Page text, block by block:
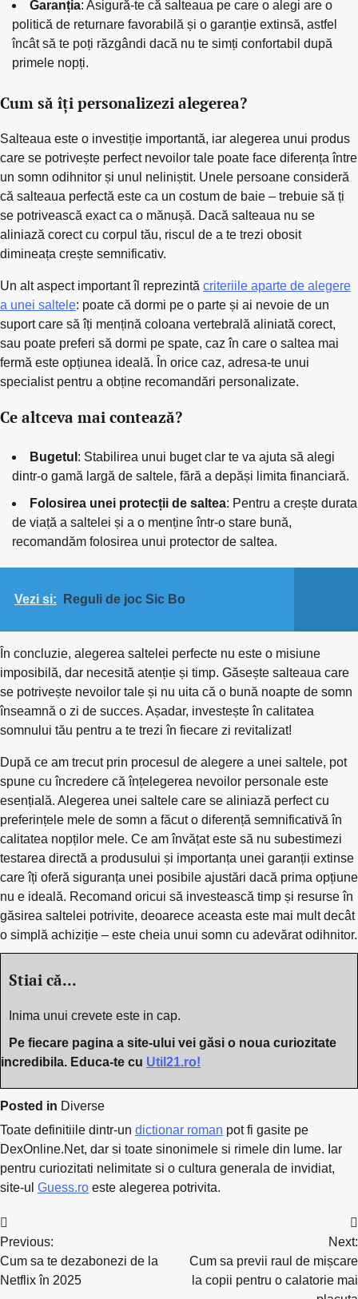
Garanția: Asigură-te că salteaua pe care o alegi are o
politică de returnare favorabilă și o garanție extinsă, astfel
încât să te poți răzgândi dacă nu te simți confortabil după
primele nopți.
Cum să îți personalizezi alegerea?
Salteaua este o investiție importantă, iar alegerea unui produs
care se potrivește perfect nevoilor tale poate face diferența între
un somn odihnitor și unul neliniștit. Unele persoane consideră
că salteaua perfectă este ca un costum de baie – trebuie să ți
se potrivească exact ca o mănușă. Dacă salteaua nu se
aliniază corect cu corpul tău, riscul de a te trezi obosit
dimineața crește semnificativ.
Un alt aspect important îl reprezintă criteriile aparte de alegere
a unei saltele: poate că dormi pe o parte și ai nevoie de un
suport care să îți mențină coloana vertebrală aliniată corect,
sau poate preferi să dormi pe spate, caz în care o saltea mai
fermă este opțiunea ideală. În orice caz, adresa-te unui
specialist pentru a obține recomandări personalizate.
Ce altceva mai contează?
Bugetul : Stabilirea unui buget clar te va ajuta să alegi
dintr-o gamă largă de saltele, fără a depăși limita financiară.
Folosirea unei protecții de saltea: Pentru a crește durata
de viață a saltelei și a o menține într-o stare bună,
recomandăm folosirea unui protector de saltea.
Vezi si: Reguli de joc Sic Bo
În concluzie, alegerea saltelei perfecte nu este o misiune
imposibilă, dar necesită atenție și timp. Găsește salteaua care
se potrivește nevoilor tale și nu uita că o bună noapte de somn
înseamnă o zi de succes. Așadar, investește în calitatea
somnului tău pentru a te trezi în fiecare zi revitalizat!
După ce am trecut prin procesul de alegere a unei saltele, pot
spune cu încredere că înțelegerea nevoilor personale este
esențială. Alegerea unei saltele care se aliniază perfect cu
preferințele mele de somn a făcut o diferență semnificativă în
calitatea nopților mele. Ce am învățat este să nu subestimezi
testarea directă a produsului și importanța unei garanții extinse
care îți oferă siguranța unei posibile ajustări dacă prima opțiune
nu e ideală. Recomand oricui să investească timp și resurse în
găsirea saltelei potrivite, deoarece aceasta este mai mult decât
o simplă achiziție – este cheia unui somn cu adevărat odihnitor.
Stiai că...
Inima unui crevete este in cap.
Pe fiecare pagina a site-ului vei găsi o noua curiozitate
incredibila. Educa-te cu Util21.ro!
Posted in Diverse
Toate definitiile dintr-un dictionar roman pot fi gasite pe
DexOnline.Net, dar si toate sinonimele si rimele din lume. Iar
pentru curiozitati nelimitate si o cultura generala de invidiat,
site-ul Guess.ro este alegerea potrivita.
Navigare
în
articole
Previous:
Cum sa te dezabonezi de la
Netflix în 2025
Next:
Cum sa previi raul de mișcare
la copii pentru o calatorie mai